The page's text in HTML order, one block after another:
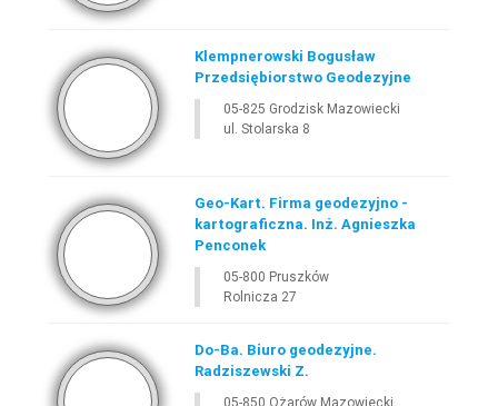
Klempnerowski Bogusław
Przedsiębiorstwo Geodezyjne
05-825 Grodzisk Mazowiecki
ul. Stolarska 8
Geo-Kart. Firma geodezyjno -
kartograficzna. Inż. Agnieszka
Penconek
05-800 Pruszków
Rolnicza 27
Do-Ba. Biuro geodezyjne.
Radziszewski Z.
05-850 Ożarów Mazowiecki